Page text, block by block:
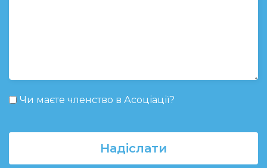
Чи маєте членство в Асоціації?
Надіслати